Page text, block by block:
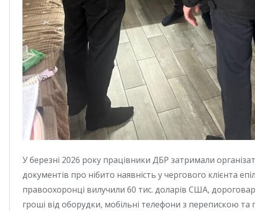
У березні 2026 року працівники ДБР затримали
документів про нібито наявність у чергового клієнта
правоохоронці вилучили 60 тис. доларів США,
гроші від оборудки, мобільні телефони з перепискою та